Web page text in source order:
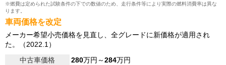
※燃費は定められた試験条件の下での数値のため、走行条件等により実際の燃料消費率は異な
ります。
車両価格を改定
メーカー希望小売価格を見直し、全グレードに新価格が適用され
た。（2022.1）
中古車価格
280万円～284万円